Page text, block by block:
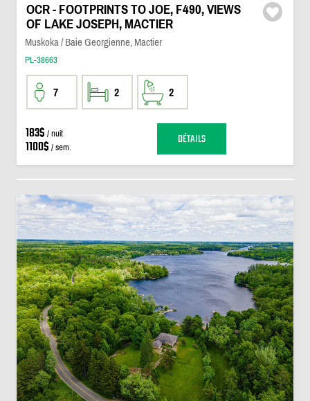
OCR - FOOTPRINTS TO JOE, F490, VIEWS
OF LAKE JOSEPH, MACTIER
Muskoka / Baie Georgienne, Mactier
PL-38663
7 2 2
183$ / nuit
1100$ / sem. DÉTAILS